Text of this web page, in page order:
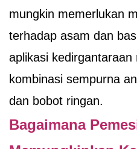
mungkin memerlukan
terhadap asam dan
aplikasi kedirgantaraan
kombinasi sempurna
dan bobot ringan.
Bagaimana